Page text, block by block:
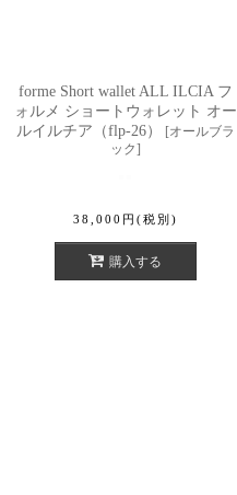
forme Short wallet ALL ILCIA フ
ォルメ ショートウォレット オー
ルイルチア（flp-26）
[オールブラ
ック]
38,000 円 (税別)
購入する